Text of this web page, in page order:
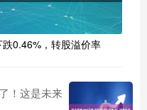
0.46%，转股溢价率
！这是未来